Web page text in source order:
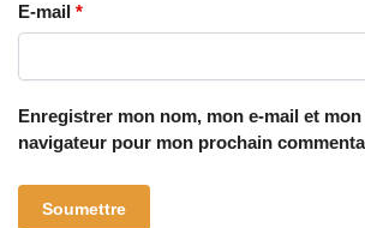
E-mail *
Enregistrer mon nom, mon e-mail et
navigateur pour mon prochain